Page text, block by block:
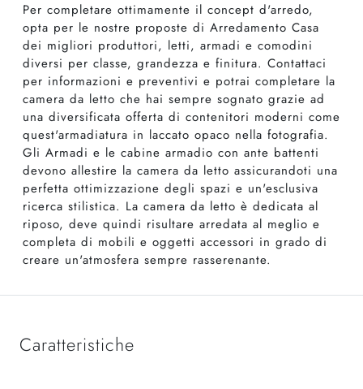
Per completare ottimamente il concept d'arredo,
opta per le nostre proposte di Arredamento Casa
dei migliori produttori, letti, armadi e comodini
diversi per classe, grandezza e finitura. Contattaci
per informazioni e preventivi e potrai completare la
camera da letto che hai sempre sognato grazie ad
una diversificata offerta di contenitori moderni come
quest'armadiatura in laccato opaco nella fotografia.
Gli Armadi e le cabine armadio con ante battenti
devono allestire la camera da letto assicurandoti una
perfetta ottimizzazione degli spazi e un'esclusiva
ricerca stilistica. La camera da letto è dedicata al
riposo, deve quindi risultare arredata al meglio e
completa di mobili e oggetti accessori in grado di
creare un'atmosfera sempre rasserenante.
Caratteristiche